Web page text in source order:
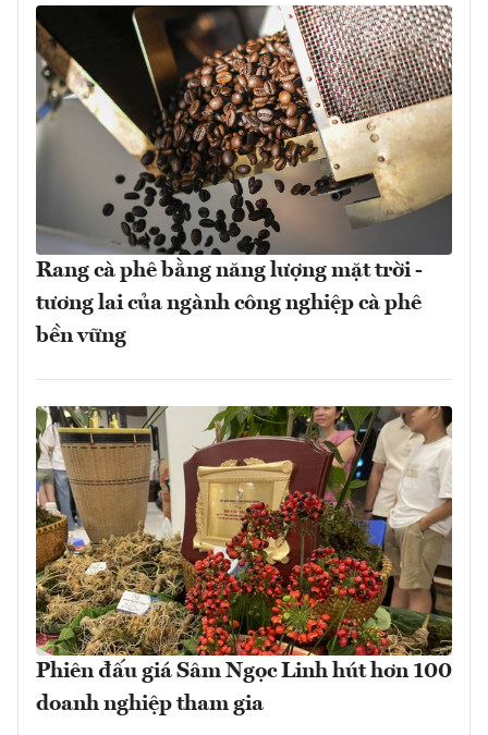
Rang cà phê bằng năng lượng mặt trời -
tương lai của ngành công nghiệp cà phê
bền vững
Phiên đấu giá Sâm Ngọc Linh hút hơn 100
doanh nghiệp tham gia